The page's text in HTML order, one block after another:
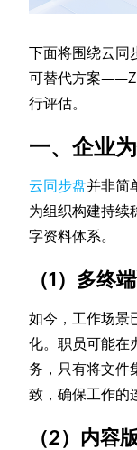
下面将围绕云同
可替代方案
行评估。
一、企业
云同步盘并非简
为组织构建持续
字资料体系。
（1）多终
如今，工作场景
化。职员可能在
务，只有将文件
致，确保工作的
（2）内容